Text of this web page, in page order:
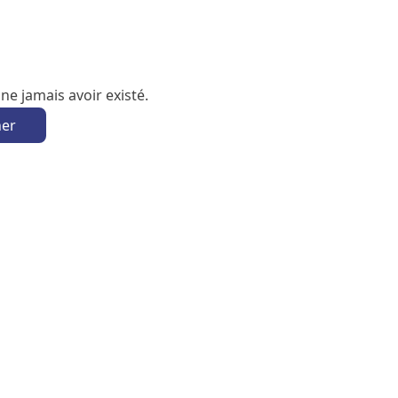
jamais avoir existé.